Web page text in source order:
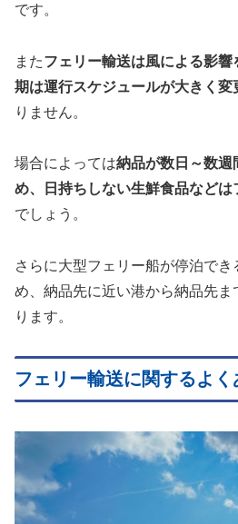
です。
またフェリー輸送は風による影
期は運行スケジュールが大きく変
りません。
場合によっては納品が数日～数週
め、日持ちしない生鮮食品など
でしょう。
さらに大型フェリー船が停泊でき
め、納品先に近い港から納品先
ります。
フェリー輸送に関するよく